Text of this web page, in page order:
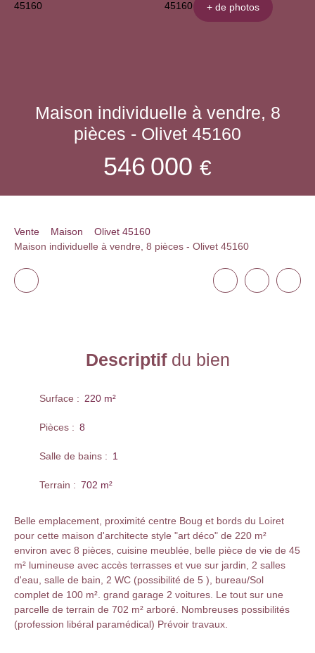
+ de photos
Maison individuelle à vendre, 8
pièces - Olivet 45160
546 000 €
Vente Maison
Olivet 45160
Maison individuelle à vendre, 8 pièces - Olivet 45160
Descriptifdu bien
Surface : 220 m²
Pièces : 8
Salle de bains : 1
Terrain : 702 m²
Belle emplacement, proximité centre Boug et bords du Loiret
pour cette maison d'architecte style "art déco" de 220 m²
environ avec 8 pièces, cuisine meublée, belle pièce de vie de 45
m² lumineuse avec accès terrasses et vue sur jardin, 2 salles
d'eau, salle de bain, 2 WC (possibilité de 5 ), bureau/Sol
complet de 100 m². grand garage 2 voitures. Le tout sur une
parcelle de terrain de 702 m² arboré. Nombreuses possibilités
(profession libéral paramédical) Prévoir travaux.